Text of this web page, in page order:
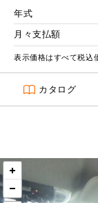
iRで愛車を
BMWミニ買
ローバーミ
最近の修理
User's
Movie
BMWミニ
ローバーミ
ABOUT iR
会社概要
MAP
RECRUIT 採
2回目以降
ボーナス月追加額
総支払額
頭金
年式
月々支払額
表示価格はすべて税込
カタログ